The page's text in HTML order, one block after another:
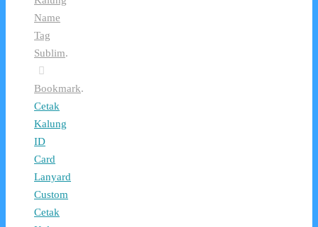
Name
Tag
Sublim.
Bookmark.
Cetak
Kalung
ID
Card
Lanyard
Custom
Cetak